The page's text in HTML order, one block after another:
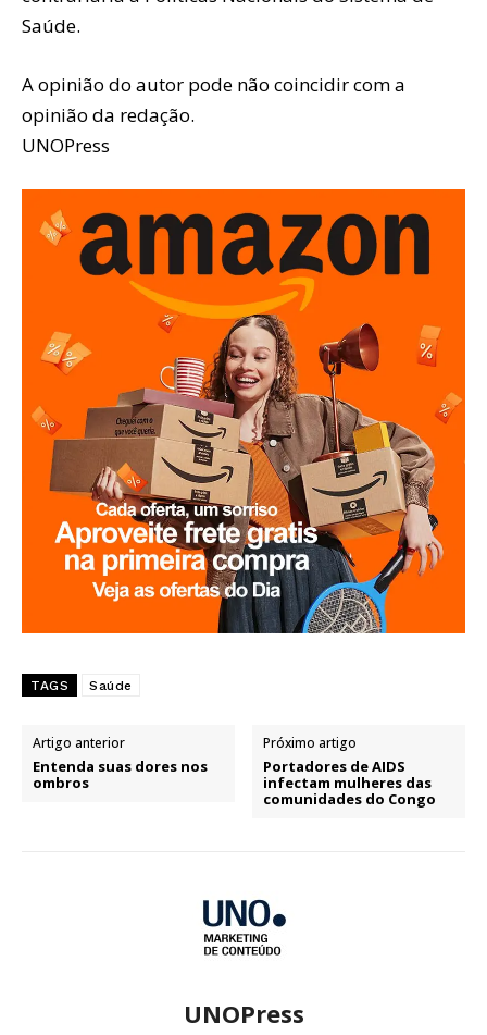
Saúde.
A opinião do autor pode não coincidir com a
opinião da redação.
UNOPress
TAGS Saúde
Artigo anterior
Entenda suas dores nos
ombros
Próximo artigo
Portadores de AIDS
infectam mulheres das
comunidades do Congo
UNOPress